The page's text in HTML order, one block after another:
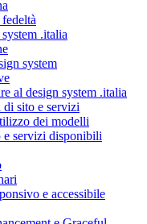
.italia
system
al design system .italia
sito e servizi
dei modelli
servizi disponibili
e accessibile